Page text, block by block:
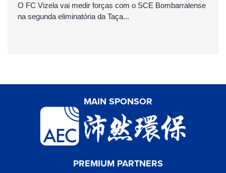
O FC Vizela vai medir forças com o SCE Bombarralense
na segunda eliminatória da Taça...
MAIN SPONSOR
PREMIUM PARTNERS